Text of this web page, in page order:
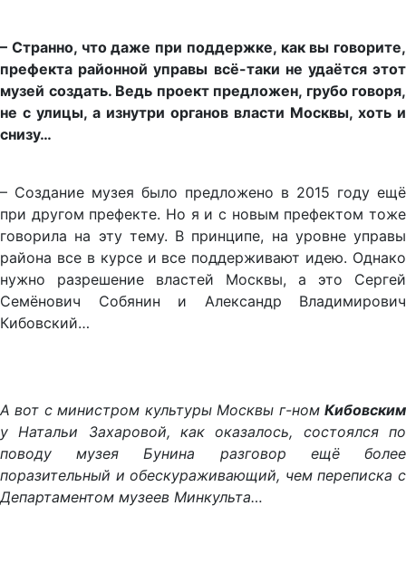
– Странно, что даже при поддержке, как вы говорите,
префекта районной управы всё-таки не удаётся этот
музей создать. Ведь проект предложен, грубо говоря,
не с улицы, а изнутри органов власти Москвы, хоть и
снизу…
– Создание музея было предложено в 2015 году ещё
при другом префекте. Но я и с новым префектом тоже
говорила на эту тему. В принципе, на уровне управы
района все в курсе и все поддерживают идею. Однако
нужно разрешение властей Москвы, а это Сергей
Семёнович Собянин и Александр Владимирович
Кибовский…
А вот с министром культуры Москвы г-ном Кибовским
у Натальи Захаровой, как оказалось, состоялся по
поводу музея Бунина разговор ещё более
поразительный и обескураживающий, чем переписка с
Департаментом музеев Минкульта…